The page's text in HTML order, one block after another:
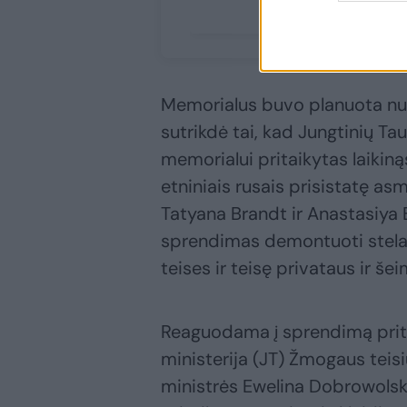
Memorialus buvo planuota
sutrikdė tai, kad Jungtinių
memorialui pritaikytas
etniniais rusais prisistatę
Tatyana Brandt ir
sprendimas demontuoti
teises ir teisę privataus ir
Reaguodama į sprendimą
ministerija (JT) Žmogaus
ministrės Ewelina